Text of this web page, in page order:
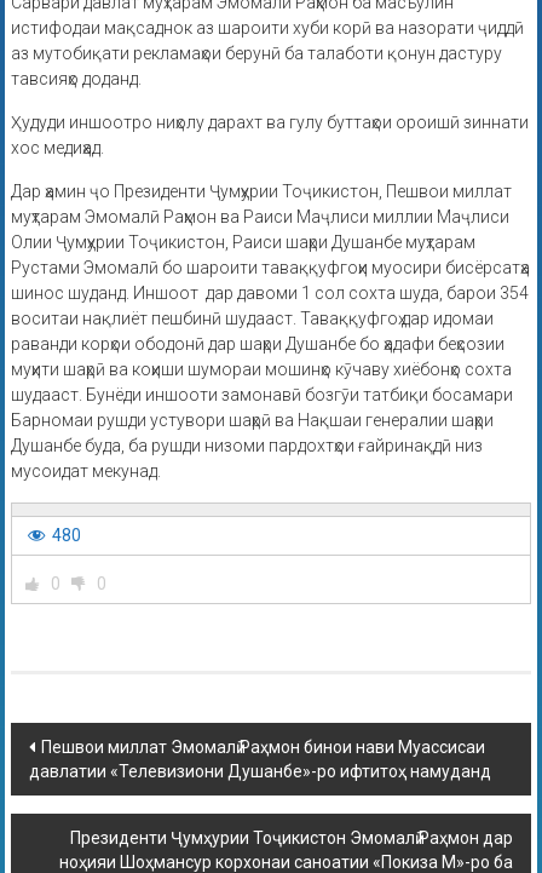
истифодаи мақсаднок аз шароити хуби корӣ ва назорати ҷиддӣ
аз мутобиқати рекламаҳои берунӣ ба талаботи қонун дастуру
тавсияҳо доданд.
Ҳудуди иншоотро ниҳолу дарахт ва гулу буттаҳои ороишӣ зиннати
хос медиҳад.
Дар ҳамин ҷо Президенти Ҷумҳурии Тоҷикистон, Пешвои миллат
муҳтарам Эмомалӣ Раҳмон ва Раиси Маҷлиси миллии Маҷлиси
Олии Ҷумҳурии Тоҷикистон, Раиси шаҳри Душанбе муҳтарам
Рустами Эмомалӣ бо шароити таваққуфгоҳи муосири бисёрсатҳа
шинос шуданд. Иншоот дар давоми 1 сол сохта шуда, барои 354
воситаи нақлиёт пешбинӣ шудааст. Таваққуфгоҳ дар идомаи
раванди корҳои ободонӣ дар шаҳри Душанбе бо ҳадафи беҳсозии
муҳити шаҳрӣ ва коҳиши шумораи мошинҳо кӯчаву хиёбонҳо сохта
шудааст. Бунёди иншооти замонавӣ бозгӯи татбиқи босамари
Барномаи рушди устувори шаҳрӣ ва Нақшаи генералии шаҳри
Душанбе буда, ба рушди низоми пардохтҳои ғайринақдӣ низ
мусоидат мекунад.
480
0 0
Пешвои миллат Эмомалӣ Раҳмон бинои нави Муассисаи
давлатии «Телевизиони Душанбе»-ро ифтитоҳ намуданд
Президенти Ҷумҳурии Тоҷикистон Эмомалӣ Раҳмон дар
ноҳияи Шоҳмансур корхонаи саноатии «Покиза М»-ро ба